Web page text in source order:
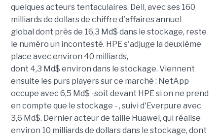
quelques acteurs tentaculaires. Dell, avec ses 160
milliards de dollars de chiffre d'affaires annuel
global dont près de 16,3 Md$ dans le stockage, reste
le numéro un incontesté. HPE s'adjuge la deuxième
place avec environ 40 milliards,
dont 4,3 Md$ environ dans le stockage. Viennent
ensuite les purs players sur ce marché : NetApp
occupe avec 6,5 Md$ -soit devant HPE si on ne prend
en compte que le stockage - , suivi d'Everpure avec
3,6 Md$. Dernier acteur de taille Huawei, qui réalise
environ 10 milliards de dollars dans le stockage, dont